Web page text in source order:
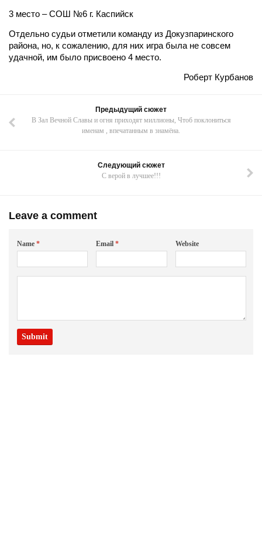
3 место – СОШ №6 г. Каспийск
Отдельно судьи отметили команду из Докузпаринского
района, но, к сожалению, для них игра была не совсем
удачной, им было присвоено 4 место.
Роберт Курбанов
Предыдущий сюжет
В Зал Вечной Славы и огня приходят миллионы, Чтоб поклониться
именам , впечатанным в знамёна.
Следующий сюжет
С верой в лучшее!!!
Leave a comment
Name * Email* Website